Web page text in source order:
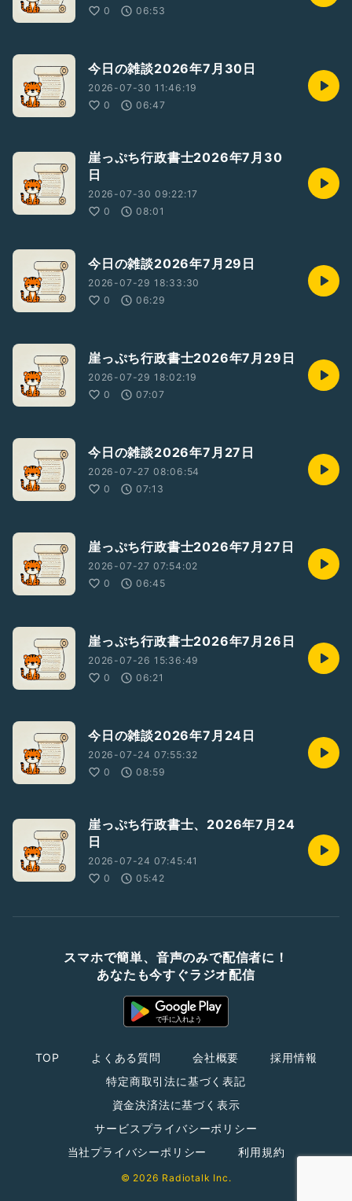
0
06:53
今日の雑談2026年7月30日
2026-07-30 11:46:19
0
06:47
崖っぷち行政書士2026年7月30
日
2026-07-30 09:22:17
0
08:01
今日の雑談2026年7月29日
2026-07-29 18:33:30
0
06:29
崖っぷち行政書士2026年7月29日
2026-07-29 18:02:19
0
07:07
今日の雑談2026年7月27日
2026-07-27 08:06:54
0
07:13
崖っぷち行政書士2026年7月27日
2026-07-27 07:54:02
0
06:45
崖っぷち行政書士2026年7月26日
2026-07-26 15:36:49
0
06:21
今日の雑談2026年7月24日
2026-07-24 07:55:32
0
08:59
崖っぷち行政書士、2026年7月24
日
2026-07-24 07:45:41
0
05:42
スマホで簡単、音声のみで配信者に！
あなたも今すぐラジオ配信
TOP よくある質問 会社概要
採用情報
特定商取引法に基づく表記
資金決済法に基づく表示
サービスプライバシーポリシー
当社プライバシーポリシー
利用規約
© 2026 Radiotalk Inc.